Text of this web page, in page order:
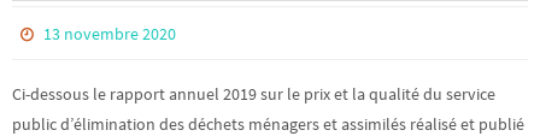
13 novembre 2020
Ci-dessous le rapport annuel 2019 sur le prix et la qualité du service
public d’élimination des déchets ménagers et assimilés réalisé et publié